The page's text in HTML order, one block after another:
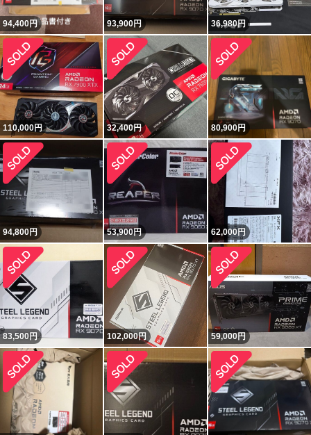
94,400円 93,900円 36,980円
110,000円 32,400円 80,900円
94,800円 53,900円 62,000円
83,500円 102,000円 59,000円